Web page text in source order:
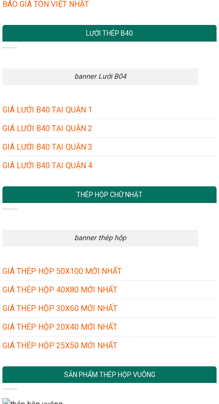
BÁO GIÁ TÔN VIỆT NHẬT
LƯỚI THÉP B40
banner Lưới B04
GIÁ LƯỚI B40 TẠI QUẬN 1
GIÁ LƯỚI B40 TẠI QUẬN 2
GIÁ LƯỚI B40 TẠI QUẬN 3
GIÁ LƯỚI B40 TẠI QUẬN 4
THÉP HỘP CHỮ NHẬT
banner thép hộp
GIÁ THÉP HỘP 50X100 MỚI NHẤT
GIÁ THÉP HỘP 40X80 MỚI NHẤT
GIÁ THÉP HỘP 30X60 MỚI NHẤT
GIÁ THÉP HỘP 20X40 MỚI NHẤT
GIÁ THÉP HỘP 25X50 MỚI NHẤT
SẢN PHẨM THÉP HỘP VUÔNG